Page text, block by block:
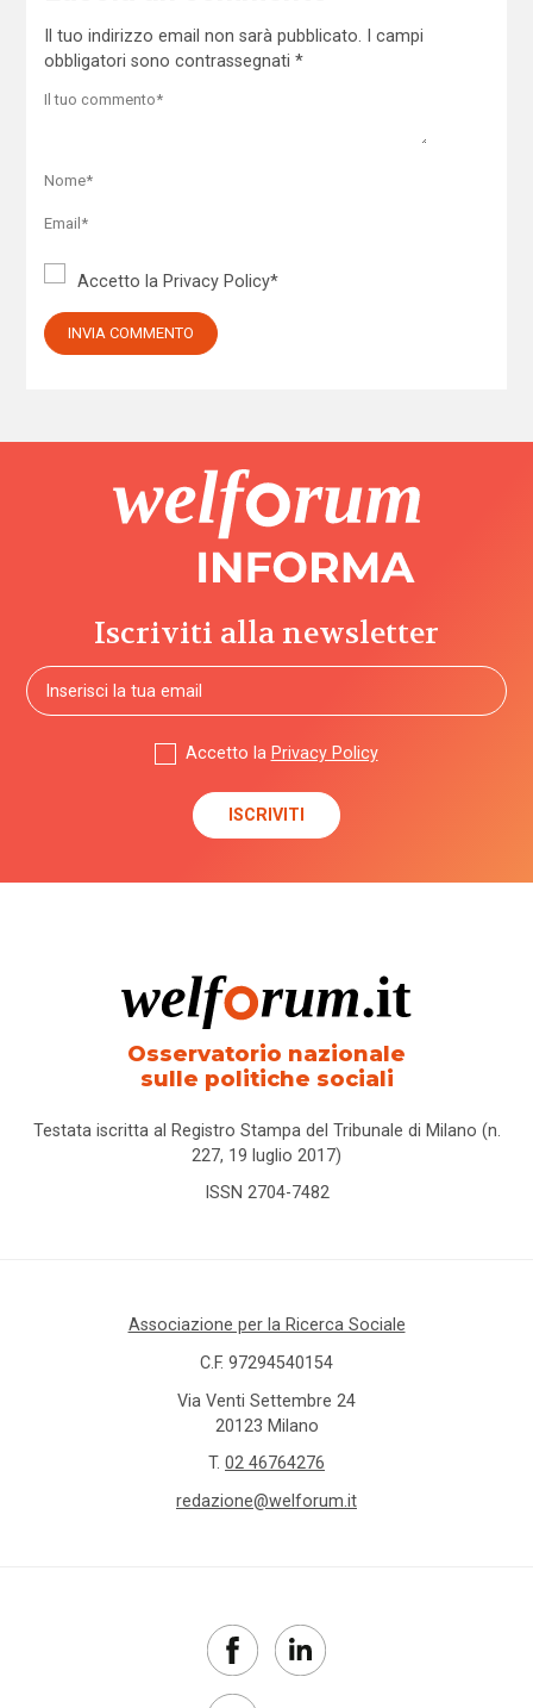
Il tuo indirizzo email non sarà pubblicato. I campi
obbligatori sono contrassegnati *
Accetto la Privacy Policy*
Iscriviti alla newsletter
Accetto la Privacy Policy
Osservatorio nazionale
sulle politiche sociali
Testata iscritta al Registro Stampa del Tribunale di Milano (n.
227, 19 luglio 2017)
ISSN 2704-7482
Associazione per la Ricerca Sociale
C.F. 97294540154
Via Venti Settembre 24
20123 Milano
T. 02 46764276
redazione@welforum.it